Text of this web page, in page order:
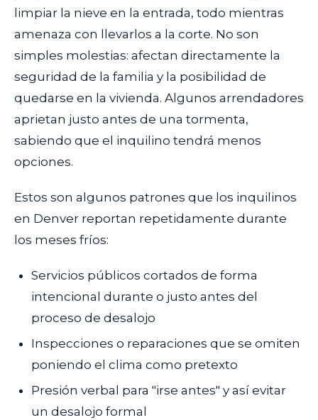
limpiar la nieve en la entrada, todo mientras
amenaza con llevarlos a la corte. No son
simples molestias: afectan directamente la
seguridad de la familia y la posibilidad de
quedarse en la vivienda. Algunos arrendadores
aprietan justo antes de una tormenta,
sabiendo que el inquilino tendrá menos
opciones.
Estos son algunos patrones que los inquilinos
en Denver reportan repetidamente durante
los meses fríos:
Servicios públicos cortados de forma
intencional durante o justo antes del
proceso de desalojo
Inspecciones o reparaciones que se omiten
poniendo el clima como pretexto
Presión verbal para "irse antes" y así evitar
un desalojo formal